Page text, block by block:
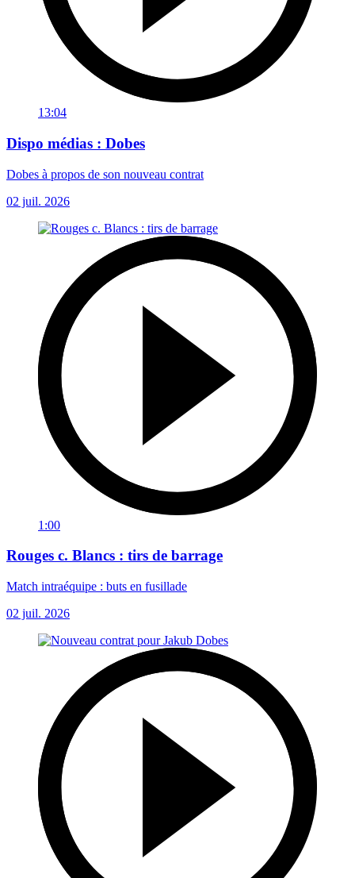
13:04
Dispo médias : Dobes
Dobes à propos de son nouveau contrat
02 juil. 2026
1:00
Rouges c. Blancs : tirs de barrage
Match intraéquipe : buts en fusillade
02 juil. 2026